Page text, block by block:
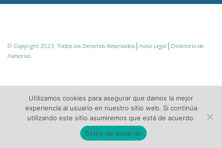
© Copyright 2023. Todos los Derechos Reservados│ Aviso Legal │Directorio de
Asesorías
Utilizamos cookies para asegurar que damos la mejor
experiencia al usuario en nuestro sitio web. Si continúa
utilizando este sitio asumiremos que está de acuerdo.
Estoy de acuerdo